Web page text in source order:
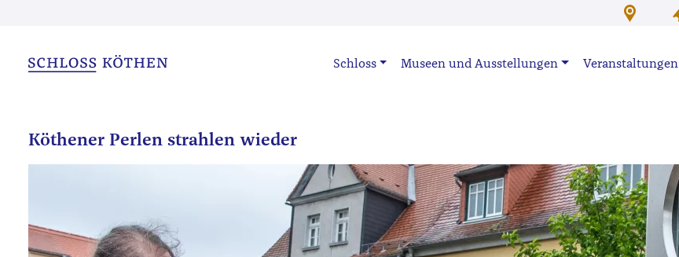
Schloss Museen und Ausstellungen Veranstaltungen
Köthener Perlen strahlen wieder